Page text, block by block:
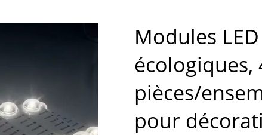
Modules
écologiques,
pièces/
pour